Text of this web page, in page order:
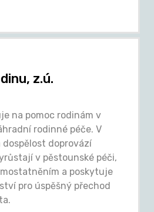
z.ú.
na pomoc rodinám v
rodinné péče. V
doprovází
v pěstounské péči,
a poskytuje
pro úspěšný přechod